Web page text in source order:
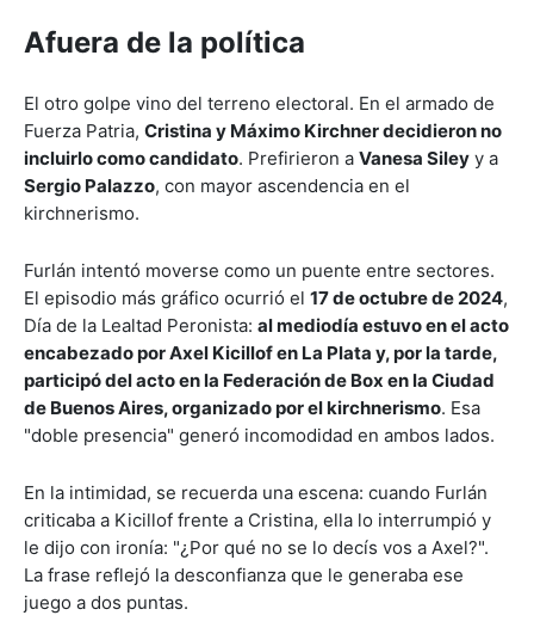
Afuera de la política
El otro golpe vino del terreno electoral. En el armado de
Fuerza Patria, Cristina y Máximo Kirchner decidieron no
incluirlo como candidato. Prefirieron a Vanesa Siley y a
Sergio Palazzo, con mayor ascendencia en el
kirchnerismo.
Furlán intentó moverse como un puente entre sectores.
El episodio más gráfico ocurrió el 17 de octubre de 2024,
Día de la Lealtad Peronista: al mediodía estuvo en el acto
encabezado por Axel Kicillof en La Plata y, por la tarde,
participó del acto en la Federación de Box en la Ciudad
de Buenos Aires, organizado por el kirchnerismo. Esa
"doble presencia" generó incomodidad en ambos lados.
En la intimidad, se recuerda una escena: cuando Furlán
criticaba a Kicillof frente a Cristina, ella lo interrumpió y
le dijo con ironía: "¿Por qué no se lo decís vos a Axel?".
La frase reflejó la desconfianza que le generaba ese
juego a dos puntas.